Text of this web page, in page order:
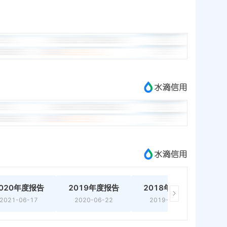
年度报告
06-17
2019年度报告
2020-06-22
2018年度报告
2019-06-11